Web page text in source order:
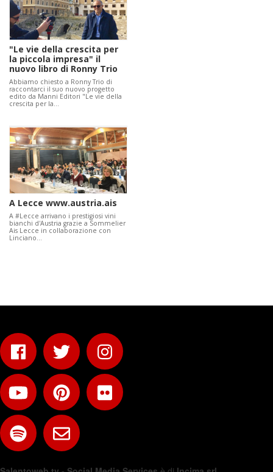
"Le vie della crescita per
la piccola impresa" il
nuovo libro di Ronny Trio
Abbiamo chiesto a Ronny Trio di
raccontarci il suo nuovo progetto
edito da Manni Editori "Le vie della
crescita per la…
A Lecce www.austria.ais
A #Lecce arrivano i prestigiosi vini
bianchi d'Austria grazie a Sommelier
Ais Lecce in collaborazione con
Linciano…